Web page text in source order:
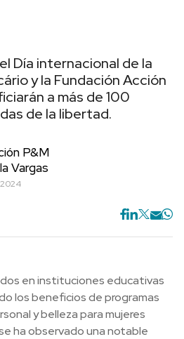
Día internacional de la
y la Fundación Acción
a más de 100
de la libertad.
P&M
Vargas
en instituciones educativas
los beneficios de programas
y belleza para mujeres
ha observado una notable